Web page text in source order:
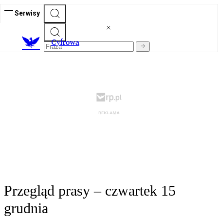
Serwisy
Cyfrowa
Przegląd prasy – czwartek 15
grudnia